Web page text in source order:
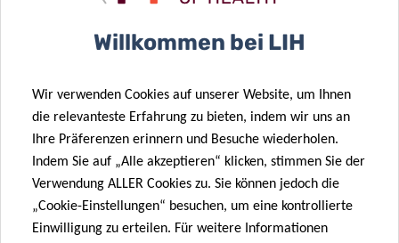
Nachricht
Willkommen bei LIH
Wir verwenden Cookies auf unserer Website, um Ihnen
die relevanteste Erfahrung zu bieten, indem wir uns an
Ihre Präferenzen erinnern und Besuche wiederholen.
Indem Sie auf „Alle akzeptieren“ klicken, stimmen Sie der
Verwendung ALLER Cookies zu. Sie können jedoch die
„Cookie-Einstellungen“ besuchen, um eine kontrollierte
Einwilligung zu erteilen. Für weitere Informationen